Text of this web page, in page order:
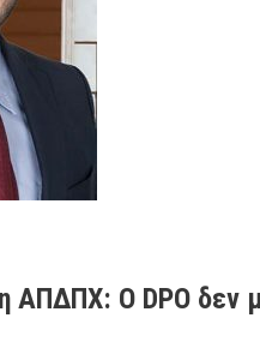
ΑΠΔΠΧ: Ο DPO δεν